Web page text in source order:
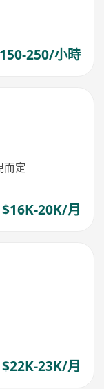
250/小時
而定
$16K-20K/月
$22K-23K/月